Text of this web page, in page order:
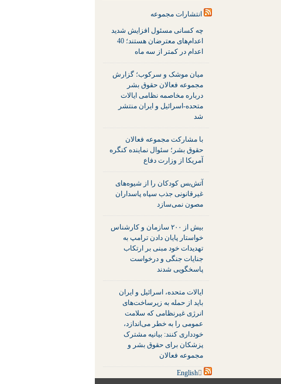
انتشارات مجموعه
چه کسانی مسئول افزایش شدید
اعدام‌های معترضان هستند؛ 40
اعدام در کمتر از سه ماه
میان موشک و سرکوب؛ گزارش
مجموعه فعالان حقوق بشر
درباره مخاصمه نظامی ایالات
متحده-اسرائیل و ایران منتشر
شد
با مشارکت مجموعه فعالان
حقوق بشر؛ سئوال نماینده کنگره
آمریکا از وزارت دفاع
آتش‌بس کودکان را از شیوه‌های
غیرقانونی جذب سپاه پاسداران
مصون نمی‌سازد
بیش از ۲۰۰ سازمان و کارشناس
خواستار پایان دادن ترامپ به
تهدیدات خود مبنی بر ارتکاب
جنایات جنگی و درخواست
پاسخگویی شدند
ایالات متحده، اسرائیل و ایران
باید از حمله به زیرساخت‌های
انرژی غیرنظامی که سلامت
عمومی را به خطر می‌اندازد،
خودداری کنند: بیانیه مشترک
پزشکان برای حقوق بشر و
مجموعه فعالان